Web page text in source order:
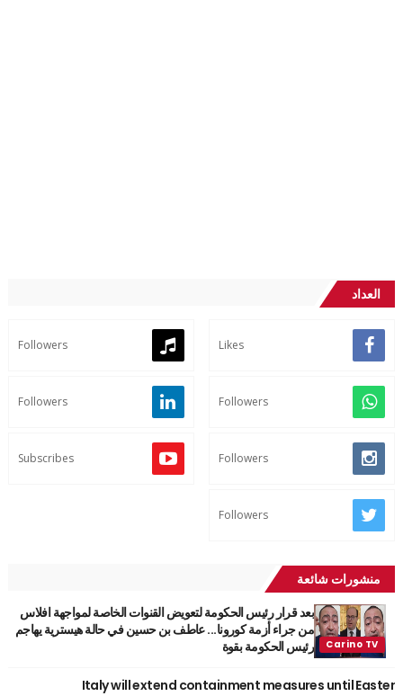
العداد
Likes
Followers
Followers
Followers
Followers
Subscribes
Followers
منشورات شائعة
بعد قرار رئيس الحكومة لتعويض القنوات الخاصة لمواجهة افلاس
من جراء أزمة كورونا... عاطف بن حسين في حالة هيسترية يهاجم
رئيس الحكومة بقوة
Italy will extend containment measures until Easter